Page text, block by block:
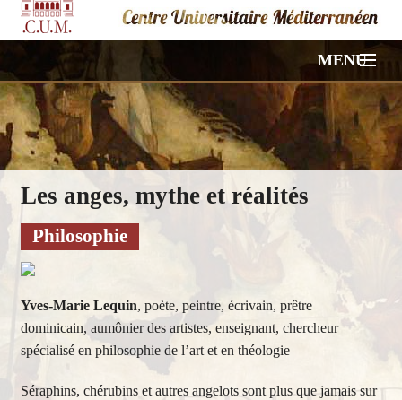
MENU
ACCUEIL
NOS CONFÉRENCES
VIDÉOS
PHOTOS
À PROPOS
CONTACT
Les anges, mythe et réalités
Philosophie
Yves-Marie Lequin, poète, peintre, écrivain, prêtre
dominicain, aumônier des artistes, enseignant, chercheur
spécialisé en philosophie de l’art et en théologie
Séraphins, chérubins et autres angelots sont plus que jamais sur